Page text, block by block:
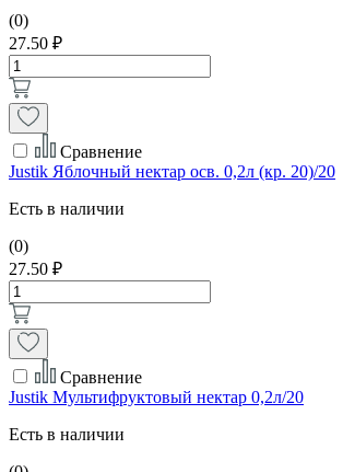
(0)
27.50 ₽
Сравнение
Justik Яблочный нектар осв. 0,2л (кр. 20)/20
Есть в наличии
(0)
27.50 ₽
Сравнение
Justik Мультифруктовый нектар 0,2л/20
Есть в наличии